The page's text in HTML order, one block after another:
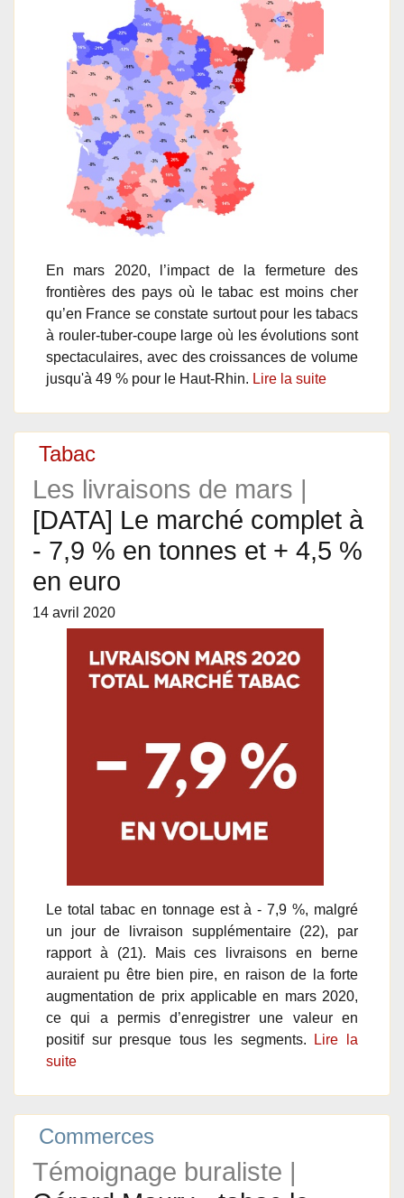
En mars 2020, l’impact de la fermeture des
frontières des pays où le tabac est moins cher
qu’en France se constate surtout pour les tabacs
à rouler-tuber-coupe large où les évolutions sont
spectaculaires, avec des croissances de volume
jusqu'à 49 % pour le Haut-Rhin. Lire la suite
Tabac
Les livraisons de mars |
[DATA] Le marché complet à
- 7,9 % en tonnes et + 4,5 %
en euro
14 avril 2020
Le total tabac en tonnage est à - 7,9 %, malgré
un jour de livraison supplémentaire (22), par
rapport à (21). Mais ces livraisons en berne
auraient pu être bien pire, en raison de la forte
augmentation de prix applicable en mars 2020,
ce qui a permis d’enregistrer une valeur en
positif sur presque tous les segments.
Lire la
suite
Commerces
Témoignage buraliste |